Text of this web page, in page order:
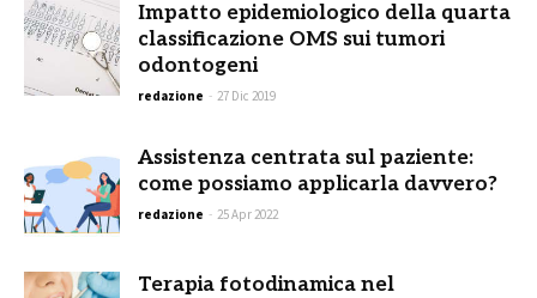
Impatto epidemiologico della quarta
classificazione OMS sui tumori
odontogeni
redazione - 27 Dic 2019
Assistenza centrata sul paziente:
come possiamo applicarla davvero?
redazione - 25 Apr 2022
Terapia fotodinamica nel